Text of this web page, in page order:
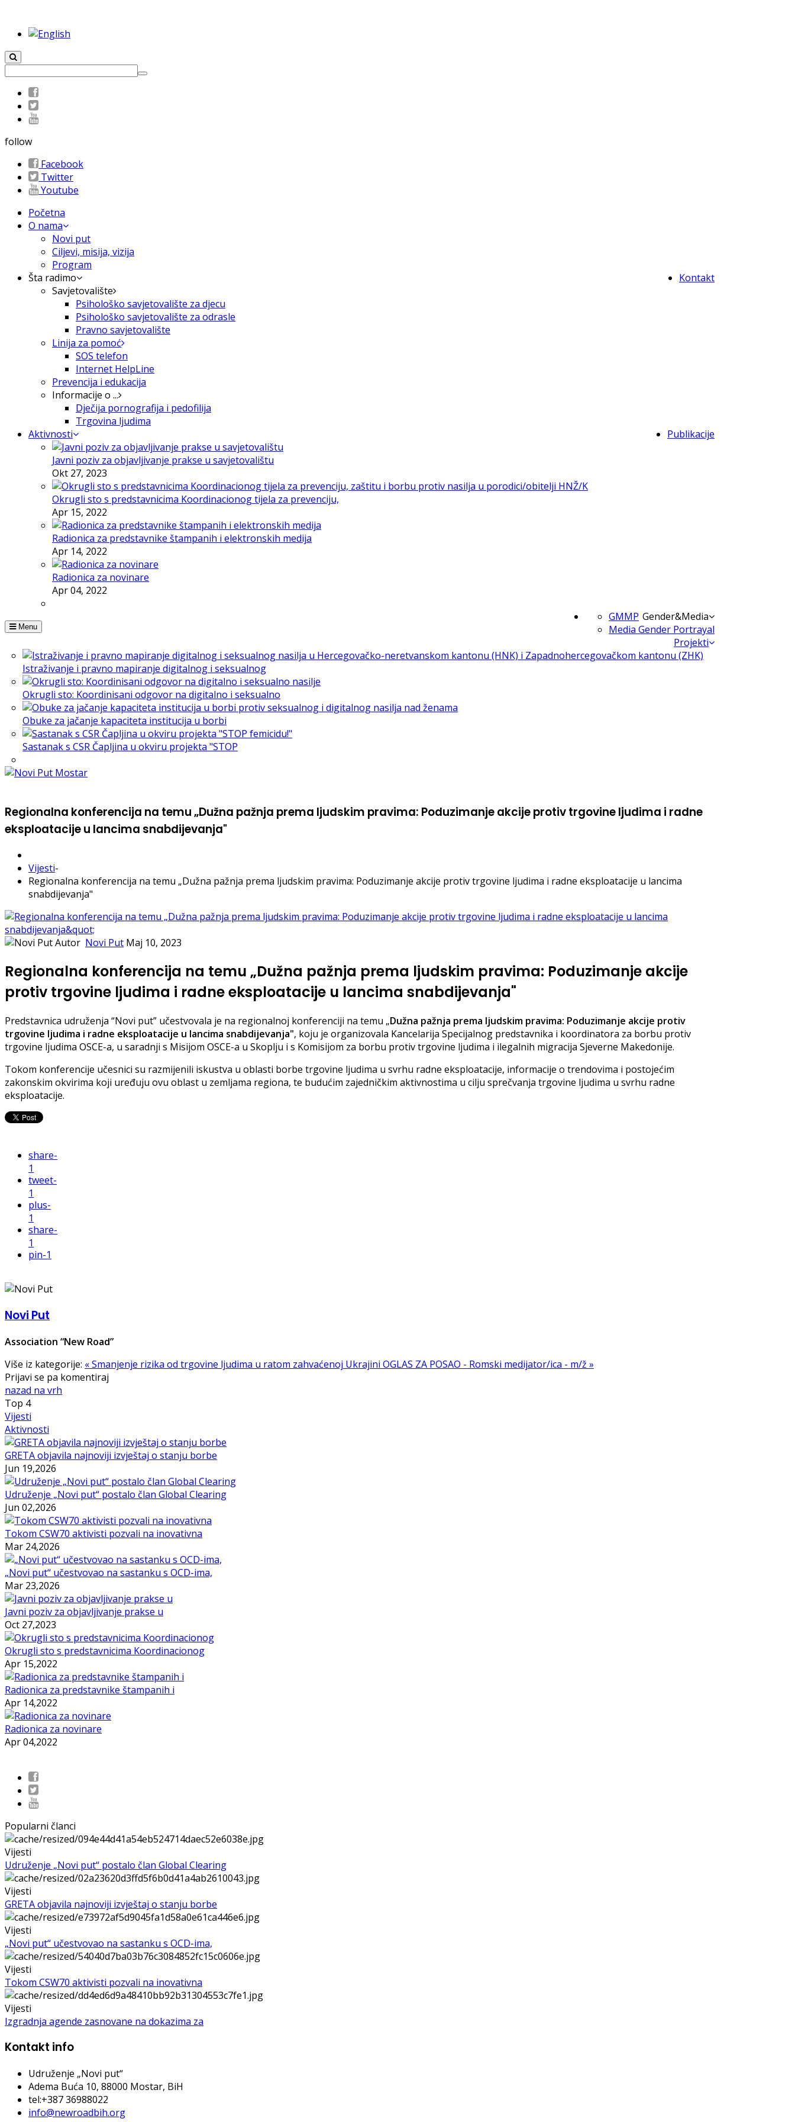
follow
Facebook
Twitter
Youtube
Početna
O nama
Novi put
Ciljevi, misija, vizija
Program
Kontakt
Šta radimo
Savjetovalište
Psihološko savjetovalište za djecu
Psihološko savjetovalište za odrasle
Pravno savjetovalište
Linija za pomoć
SOS telefon
Internet HelpLine
Prevencija i edukacija
Informacije o ...
Dječija pornografija i pedofilija
Trgovina ljudima
Publikacije
Aktivnosti
Javni poziv za objavljivanje prakse u savjetovalištu
Okt 27, 2023
Okrugli sto s predstavnicima Koordinacionog tijela za prevenciju,
Apr 15, 2022
Radionica za predstavnike štampanih i elektronskih medija
Apr 14, 2022
Radionica za novinare
Apr 04, 2022
Gender&Media
GMMP
Media Gender Portrayal
Projekti
Istraživanje i pravno mapiranje digitalnog i seksualnog
Okrugli sto: Koordinisani odgovor na digitalno i seksualno
Obuke za jačanje kapaciteta institucija u borbi
Sastanak s CSR Čapljina u okviru projekta "STOP
Menu
Regionalna konferencija na temu „Dužna pažnja prema ljudskim pravima: Poduzimanje akcije protiv trgovine ljudima i radne
eksploatacije u lancima snabdijevanja"
Vijesti-
Regionalna konferencija na temu „Dužna pažnja prema ljudskim pravima: Poduzimanje akcije protiv trgovine ljudima i radne eksploatacije u lancima
snabdijevanja"
Autor Novi Put Maj 10, 2023
Regionalna konferencija na temu „Dužna pažnja prema ljudskim pravima: Poduzimanje akcije
protiv trgovine ljudima i radne eksploatacije u lancima snabdijevanja"
Predstavnica udruženja “Novi put” učestvovala je na regionalnoj konferenciji na temu „Dužna pažnja prema ljudskim pravima: Poduzimanje akcije protiv
trgovine ljudima i radne eksploatacije u lancima snabdijevanja", koju je organizovala Kancelarija Specijalnog predstavnika i koordinatora za borbu protiv
trgovine ljudima OSCE-a, u saradnji s Misijom OSCE-a u Skoplju i s Komisijom za borbu protiv trgovine ljudima i ilegalnih migracija Sjeverne Makedonije.
Tokom konferencije učesnici su razmijenili iskustva u oblasti borbe trgovine ljudima u svrhu radne eksploatacije, informacije o trendovima i postojećim
zakonskim okvirima koji uređuju ovu oblast u zemljama regiona, te budućim zajedničkim aktivnostima u cilju sprečvanja trgovine ljudima u svrhu radne
eksploatacije.
share-
1
tweet-
1
plus-
1
share-
1
pin-1
Novi Put
Association “New Road”
Više iz kategorije: « Smanjenje rizika od trgovine ljudima u ratom zahvaćenoj Ukrajini OGLAS ZA POSAO - Romski medijator/ica - m/ž »
Prijavi se pa komentiraj
nazad na vrh
Top 4
Vijesti
Aktivnosti
GRETA objavila najnoviji izvještaj o stanju borbe
Jun 19,2026
Udruženje „Novi put“ postalo član Global Clearing
Jun 02,2026
Tokom CSW70 aktivisti pozvali na inovativna
Mar 24,2026
„Novi put“ učestvovao na sastanku s OCD-ima,
Mar 23,2026
Javni poziv za objavljivanje prakse u
Oct 27,2023
Okrugli sto s predstavnicima Koordinacionog
Apr 15,2022
Radionica za predstavnike štampanih i
Apr 14,2022
Radionica za novinare
Apr 04,2022
Popularni članci
Vijesti
Udruženje „Novi put“ postalo član Global Clearing
Vijesti
GRETA objavila najnoviji izvještaj o stanju borbe
Vijesti
„Novi put“ učestvovao na sastanku s OCD-ima,
Vijesti
Tokom CSW70 aktivisti pozvali na inovativna
Vijesti
Izgradnja agende zasnovane na dokazima za
Kontakt info
Udruženje „Novi put“
Adema Buća 10, 88000 Mostar, BiH
tel:+387 36988022
info@newroadbih.org